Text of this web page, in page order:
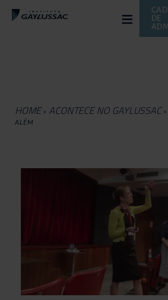
≡
DE
HOME » ACONTECE NO GAYLUSSAC »
ALÉM